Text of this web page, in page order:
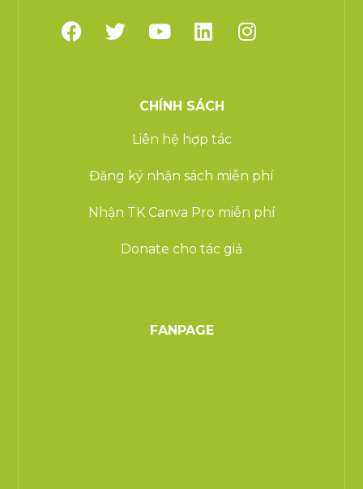
CHÍNH SÁCH
Liên hệ hợp tác
Đăng ký nhận sách miễn phí
Nhận TK Canva Pro miễn phí
Donate cho tác giả
FANPAGE